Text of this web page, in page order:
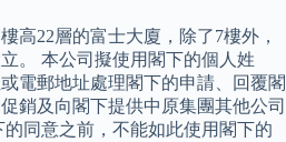
高22層的富士大廈，除了7樓外，
。 本公司擬使用閣下的個人姓
電郵地址處理閣下的申請、回覆閣
銷及向閣下提供中原集團其他公司
同意之前，不能如此使用閣下的